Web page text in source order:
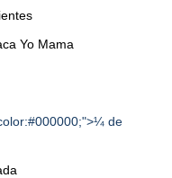
Yo Mama
de